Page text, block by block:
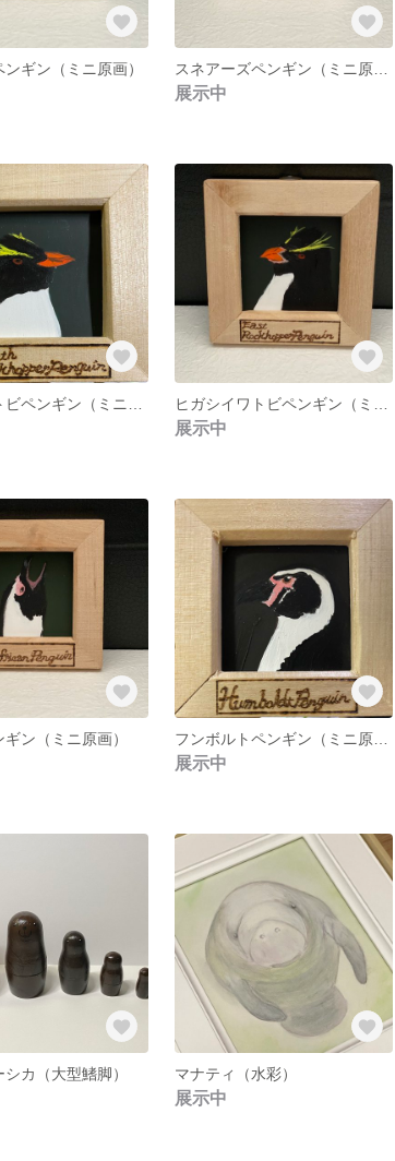
ギン（ミニ原画） スネアーズペンギン（ミニ原画）
展示中
展示中
ン（ミニ原画） フンボルトペンギン（ミニ原画）
展示中
カ（大型鰭脚） マナティ（水彩）
展示中